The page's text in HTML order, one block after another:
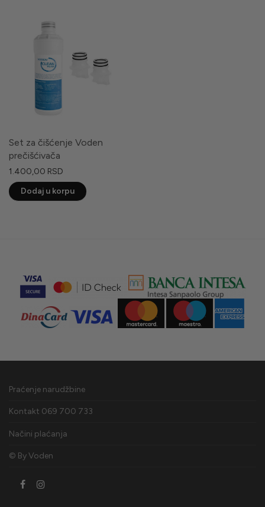
Set za čišćenje Voden
prečišćivača
1.400,00 RSD
Dodaj u korpu
Praćenje narudžbine
Kontakt 069 700 733
Načini plaćanja
© ByVoden